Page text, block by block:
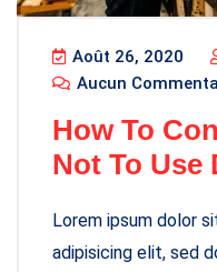
Août 26, 2020
Aucun
How To
Not To Use
Lorem ipsum dolor
adipisicing elit, sed